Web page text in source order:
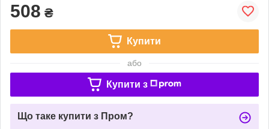
508 ₴
Купити
або
Купити з
Що таке купити з Пром?